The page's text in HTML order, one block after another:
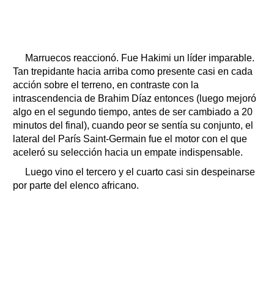
Marruecos reaccionó. Fue Hakimi un líder imparable.
Tan trepidante hacia arriba como presente casi en cada
acción sobre el terreno, en contraste con la
intrascendencia de Brahim Díaz entonces (luego mejoró
algo en el segundo tiempo, antes de ser cambiado a 20
minutos del final), cuando peor se sentía su conjunto, el
lateral del París Saint-Germain fue el motor con el que
aceleró su selección hacia un empate indispensable.
Luego vino el tercero y el cuarto casi sin despeinarse
por parte del elenco africano.